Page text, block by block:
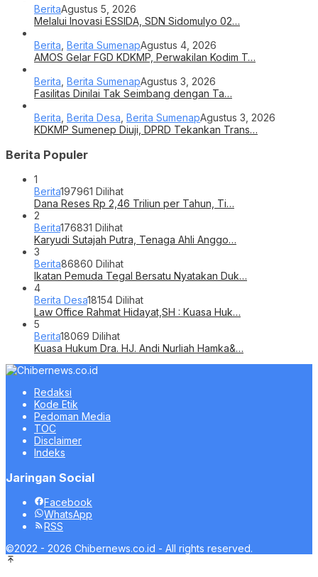
BeritaAgustus 5, 2026
Melalui Inovasi ESSIDA, SDN Sidomulyo 02…
Berita Berita SumenapAgustus 4, 2026
AMOS Gelar FGD KDKMP, Perwakilan Kodim T…
Berita Berita SumenapAgustus 3, 2026
Fasilitas Dinilai Tak Seimbang dengan Ta…
Berita Berita Desa Berita SumenapAgustus 3, 2026
KDKMP Sumenep Diuji, DPRD Tekankan Trans…
Berita Populer
1
Berita197961 Dilihat
Dana Reses Rp 2,46 Triliun per Tahun, Ti…
2
Berita176831 Dilihat
Karyudi Sutajah Putra, Tenaga Ahli Anggo…
3
Berita86860 Dilihat
Ikatan Pemuda Tegal Bersatu Nyatakan Duk…
4
Berita Desa18154 Dilihat
Law Office Rahmat Hidayat,SH : Kuasa Huk…
5
Berita18069 Dilihat
Kuasa Hukum Dra. HJ. Andi Nurliah Hamka&…
Redaksi
Kode Etik
Pedoman Media
TOC
Disclaimer
Indeks
Jaringan Social
Facebook
WhatsApp
RSS
©2022 - 2026 Chibernews.co.id - All rights reserved.